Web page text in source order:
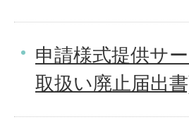
申請様式提供サ
取扱い廃止届出